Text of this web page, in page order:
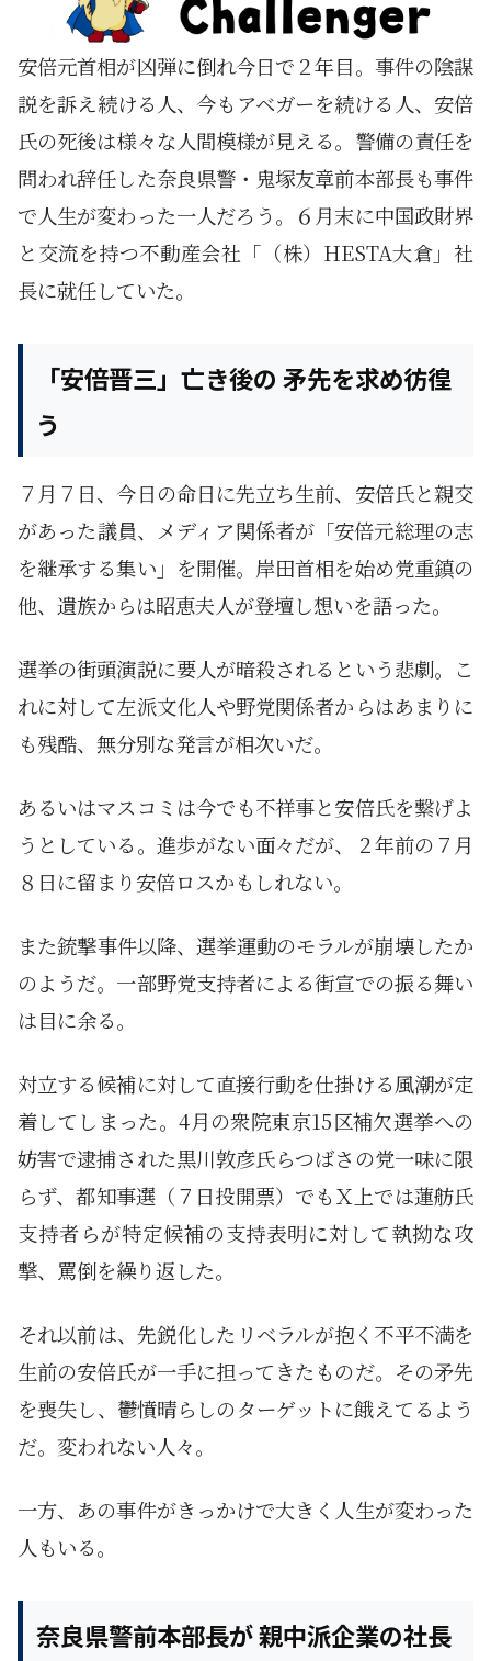
安倍元首相が凶弾に倒れ今日で２年目。事件の陰謀
説を訴え続ける人、今もアベガーを続ける人、安倍
氏の死後は様々な人間模様が見える。警備の責任を
問われ辞任した奈良県警・鬼塚友章前本部長も事件
で人生が変わった一人だろう。６月末に中国政財界
と交流を持つ不動産会社「（株）HESTA大倉」社
長に就任していた。
「安倍晋三」亡き後の 矛先を求め彷徨
う
７月７日、今日の命日に先立ち生前、安倍氏と親交
があった議員、メディア関係者が「安倍元総理の志
を継承する集い」を開催。岸田首相を始め党重鎮の
他、遺族からは昭恵夫人が登壇し想いを語った。
選挙の街頭演説に要人が暗殺されるという悲劇。こ
れに対して左派文化人や野党関係者からはあまりに
も残酷、無分別な発言が相次いだ。
あるいはマスコミは今でも不祥事と安倍氏を繋げよ
うとしている。進歩がない面々だが、２年前の７月
８日に留まり安倍ロスかもしれない。
また銃撃事件以降、選挙運動のモラルが崩壊したか
のようだ。一部野党支持者による街宣での振る舞い
は目に余る。
対立する候補に対して直接行動を仕掛ける風潮が定
着してしまった。4月の衆院東京15区補欠選挙への
妨害で逮捕された黒川敦彦氏らつばさの党一味に限
らず、都知事選（７日投開票）でもＸ上では蓮舫氏
支持者らが特定候補の支持表明に対して執拗な攻
撃、罵倒を繰り返した。
それ以前は、先鋭化したリベラルが抱く不平不満を
生前の安倍氏が一手に担ってきたものだ。その矛先
を喪失し、鬱憤晴らしのターゲットに餓えてるよう
だ。変われない人々。
一方、あの事件がきっかけで大きく人生が変わった
人もいる。
奈良県警前本部長が 親中派企業の社長